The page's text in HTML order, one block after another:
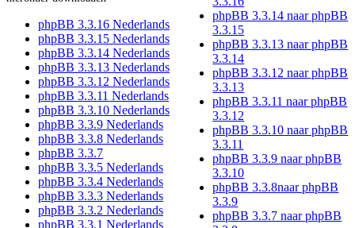
phpBB 3.3.16 Nederlands
phpBB 3.3.15 Nederlands
phpBB 3.3.14 Nederlands
phpBB 3.3.13 Nederlands
phpBB 3.3.12 Nederlands
phpBB 3.3.11 Nederlands
phpBB 3.3.10 Nederlands
phpBB 3.3.9 Nederlands
phpBB 3.3.8 Nederlands
phpBB 3.3.7
phpBB 3.3.5 Nederlands
phpBB 3.3.4 Nederlands
phpBB 3.3.3 Nederlands
phpBB 3.3.2 Nederlands
phpBB 3.3.1 Nederlands
phpBB 3.3.14 naar phpBB
3.3.15
phpBB 3.3.13 naar phpBB
3.3.14
phpBB 3.3.12 naar phpBB
3.3.13
phpBB 3.3.11 naar phpBB
3.3.12
phpBB 3.3.10 naar phpBB
3.3.11
phpBB 3.3.9 naar phpBB
3.3.10
phpBB 3.3.8naar phpBB
3.3.9
phpBB 3.3.7 naar phpBB